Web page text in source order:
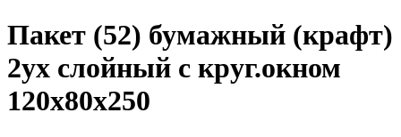
Пакет (52) бумажный (крафт)
2ух слойный с круг.окном
120х80х250